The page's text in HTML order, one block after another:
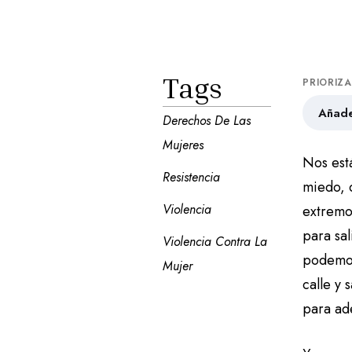
Tags
Derechos De Las
Mujeres
Resistencia
Violencia
Violencia Contra La
Mujer
Nos
miedo,
para
calle y
para